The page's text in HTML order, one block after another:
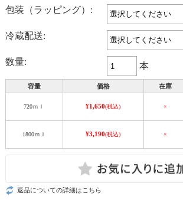
包装（ラッピング）:
冷蔵配送:
数量: 本
容量 価格 在庫
720ｍｌ ¥1,650(税込) ×
1800ｍｌ ¥3,190(税込) ×
返品についての詳細はこちら